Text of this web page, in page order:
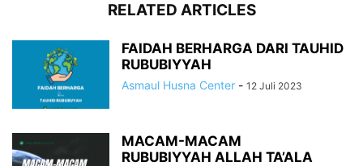
RELATED ARTICLES
FAIDAH BERHARGA DARI TAUHID
RUBUBIYYAH
Asmaul Husna Center - 12 Juli 2023
MACAM-MACAM
RUBUBIYYAH ALLAH TA’ALA